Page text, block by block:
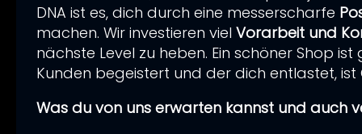
DNA ist es, dich durch eine messerscharfe
machen. Wir investieren viel Vorarbeit und
nächste Level zu heben. Ein schöner Shop
Kunden begeistert und der dich entlastet, ist
Was du von uns erwarten kannst und auch
Hol
zurück.
➡ Gerade
Kunden,
Während
Wer
noch von